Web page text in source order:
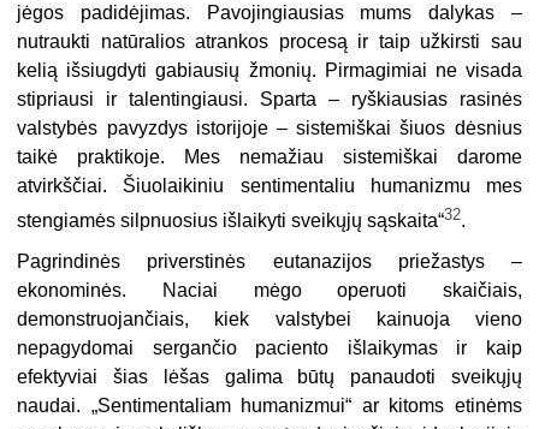
jėgos padidėjimas. Pavojingiausias mums dalykas –
nutraukti natūralios atrankos procesą ir taip užkirsti sau
kelią išsiugdyti gabiausių žmonių. Pirmagimiai ne visada
stipriausi ir talentingiausi. Sparta – ryškiausias rasinės
valstybės pavyzdys istorijoje – sistemiškai šiuos dėsnius
taikė praktikoje. Mes nemažiau sistemiškai darome
atvirkščiai. Šiuolaikiniu sentimentaliu humanizmu mes
stengiamės silpnuosius išlaikyti sveikųjų sąskaita“32.
Pagrindinės priverstinės eutanazijos priežastys –
ekonominės. Naciai mėgo operuoti skaičiais,
demonstruojančiais, kiek valstybei kainuoja vieno
nepagydomai sergančio paciento išlaikymas ir kaip
efektyviai šias lėšas galima būtų panaudoti sveikųjų
naudai. „Sentimentaliam humanizmui“ ar kitoms etinėms